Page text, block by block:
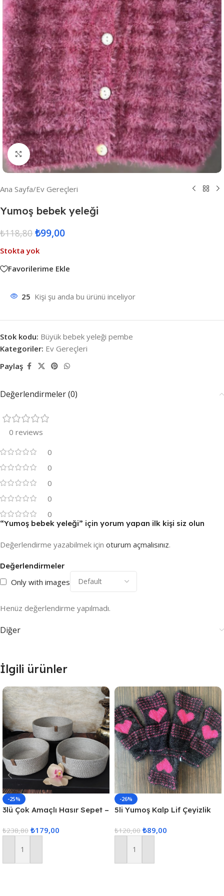
Resmi Büyüt
Ana Sayfa/Ev Gereçleri
Yumoş bebek yeleği
₺118,80 ₺99,00
Stokta yok
Favorilerime Ekle
25 Kişi şu anda bu ürünü inceliyor
Stok kodu: Büyük bebek yeleği pembe
Kategoriler: Ev Gereçleri
Paylaş
Değerlendirmeler (0)
0 reviews
0
0
0
0
0
Değerlendirmeler
Only with images
Henüz değerlendirme yapılmadı.
“Yumoş bebek yeleği” için yorum yapan ilk kişi siz olun
Değerlendirme yazabilmek için oturum açmalısınız.
Diğer
İlgili ürünler
-25%
3lü Çok Amaçlı Hasır Sepet –
₺238,80 ₺179,00
Sepete Ekle
-26%
5li Yumoş Kalp Lif Çeyizlik
₺120,00 ₺89,00
Sepete Ekle